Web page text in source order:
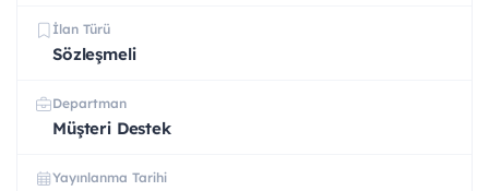
İlan Türü
Sözleşmeli
Departman
Müşteri Destek
Yayınlanma Tarihi